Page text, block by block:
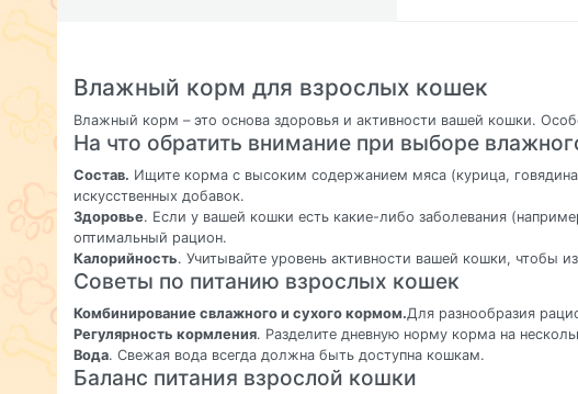
Влажный корм для взрослых кошек
Влажный корм – это основа здоровья и активности вашей кошки.
На что обратить внимание при выборе
Состав. Ищите корма с высоким содержанием мяса (курица,
искусственных добавок.
Здоровье. Если у вашей кошки есть какие-либо заболевания
оптимальный рацион.
Калорийность. Учитывайте уровень активности вашей кошки, чтобы
Советы по питанию взрослых кошек
Комбинирование свлажного и сухого кормом.Для разнообразия
Регулярность кормления. Разделите дневную норму корма на
Вода. Свежая вода всегда должна быть доступна кошкам.
Баланс питания взрослой кошки